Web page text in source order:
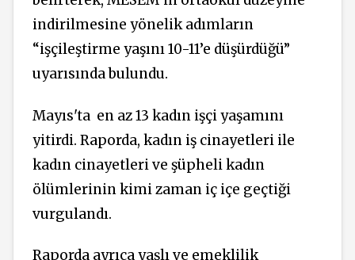
indirilmesine yönelik adımların
“işçileştirme yaşını 10-11’e düşürdüğü”
uyarısında bulundu.
Mayıs'ta en az 13 kadın işçi yaşamını
yitirdi. Raporda, kadın iş cinayetleri ile
kadın cinayetleri ve şüpheli kadın
ölümlerinin kimi zaman iç içe geçtiği
vurgulandı.
Raporda ayrıca yaşlı ve emeklilik